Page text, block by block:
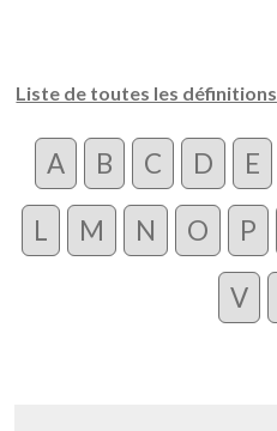
Liste de toutes les définitions
A B C D E
L M N O P
V